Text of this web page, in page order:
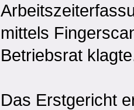
mittels
Betriebsrat
Das Erstgericht